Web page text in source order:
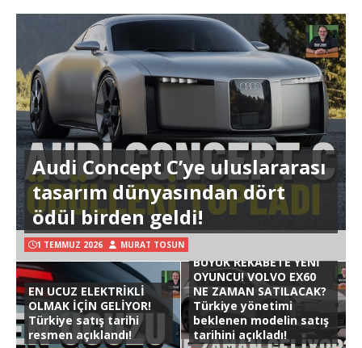
Audi Concept C’ye uluslararası
tasarım dünyasından dört
ödül birden geldi!
1 TEMMUZ 2026 MURAT TOSUN
EN UCUZ ELEKTRİKLİ
OLMAK İÇİN GELİYOR!
Türkiye satış tarihi
resmen açıklandı!
BÜYÜK REKABETE YENİ
OYUNCU! VOLVO EX60
NE ZAMAN SATILACAK?
Türkiye yönetimi
beklenen modelin satış
tarihini açıkladı!